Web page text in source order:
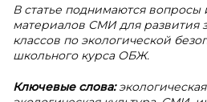
В статье поднимаются вопросы
материалов СМИ для развития
классов по экологической
школьного курса ОБЖ.
Ключевые слова: